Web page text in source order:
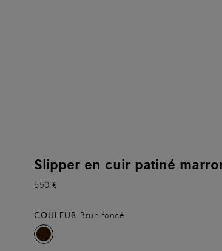
Slipper en cuir patiné
550 €
COULEUR:Brun foncé